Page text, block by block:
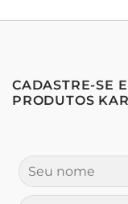
CADASTRE-SE
PRODUTOS